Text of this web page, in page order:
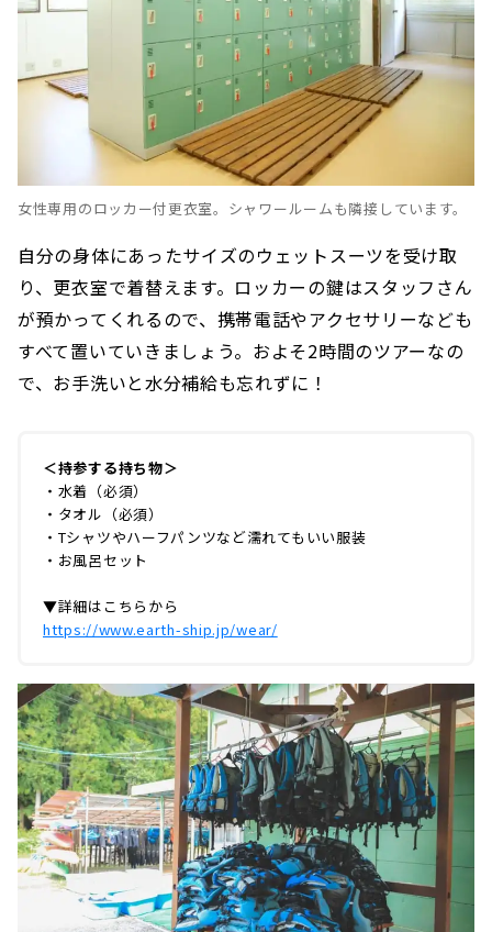
女性専用のロッカー付更衣室。シャワールームも隣接しています。
自分の身体にあったサイズのウェットスーツを受け取
り、更衣室で着替えます。ロッカーの鍵はスタッフさん
が預かってくれるので、携帯電話やアクセサリーなども
すべて置いていきましょう。およそ2時間のツアーなの
で、お手洗いと水分補給も忘れずに！
＜持参する持ち物＞
・水着（必須）
・タオル（必須）
・Tシャツやハーフパンツなど濡れてもいい服装
・お風呂セット
▼詳細はこちらから
https://www.earth-ship.jp/wear/